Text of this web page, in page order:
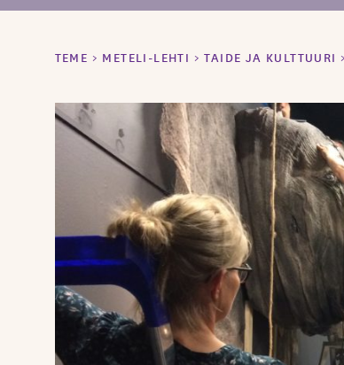
TEME > METELI-LEHTI >TAIDE JA KULTTUURI >